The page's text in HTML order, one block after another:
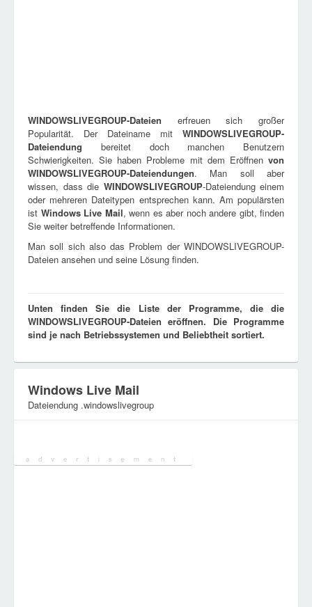
WINDOWSLIVEGROUP-Dateien erfreuen sich großer
Popularität. Der Dateiname mit WINDOWSLIVEGROUP-
Dateiendung bereitet doch manchen Benutzern
Schwierigkeiten. Sie haben Probleme mit dem Eröffnen von
WINDOWSLIVEGROUP-Dateiendungen. Man soll aber
wissen, dass die WINDOWSLIVEGROUP-Dateiendung einem
oder mehreren Dateitypen entsprechen kann. Am populärsten
ist Windows Live Mail, wenn es aber noch andere gibt, finden
Sie weiter betreffende Informationen.
Man soll sich also das Problem der WINDOWSLIVEGROUP-
Dateien ansehen und seine Lösung finden.
Unten finden Sie die Liste der Programme, die die
WINDOWSLIVEGROUP-Dateien eröffnen. Die Programme
sind je nach Betriebssystemen und Beliebtheit sortiert.
Windows Live Mail
Dateiendung .windowslivegroup